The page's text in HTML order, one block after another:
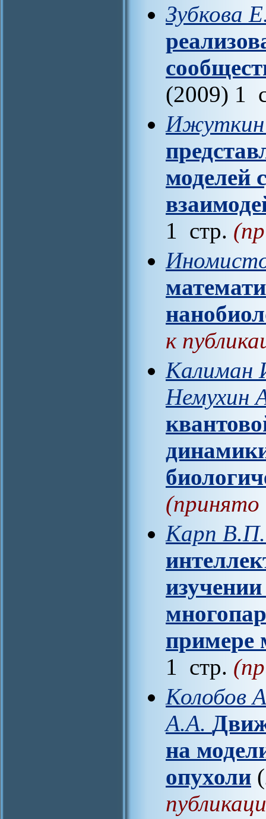
Зубкова
(2009) 1
моделей
1 стр.
к
Калиман
Немухин
(принято
Карп В.П.
примере
1 стр.
Колобов
А.А.
на
опухоли